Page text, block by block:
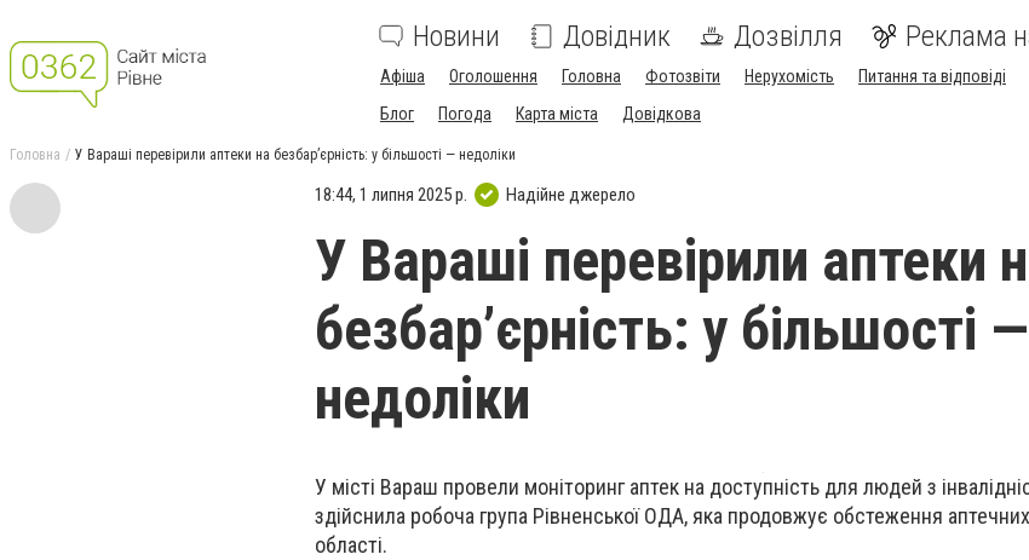
Новини Довідник Дозвілля Реклама
Афіша Оголошення Головна Фотозвіти Нерухомість Питання та відповіді
Блог
Погода Карта міста Довідкова
Головна У Вараші перевірили аптеки на безбар’єрність: у більшості — недоліки
18:44, 1 липня 2025 р. Надійне джерело
У Вараші перевірили аптеки
безбар’єрність: у більшості —
недоліки
У місті Вараш провели моніторинг аптек на доступність для людей з
здійснила робоча група Рівненської ОДА, яка продовжує обстеження аптечних
області.